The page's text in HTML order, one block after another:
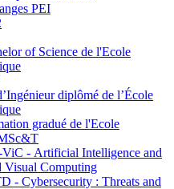
PEI
of Science de l'Ecole
diplômé de l’École
gradué de l'Ecole
- Artificial Intelligence and
Visual Computing
- Cybersecurity : Threats and